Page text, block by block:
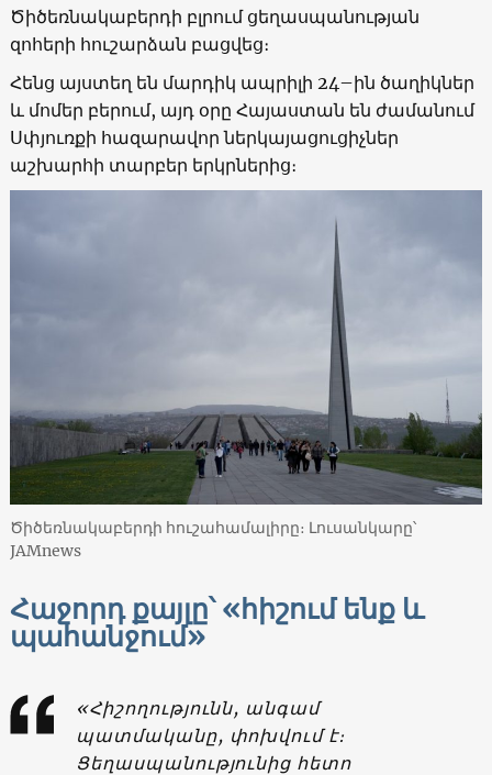
Ծիծեռնակաբերդի բլրում ցեղասպանության
զոհերի հուշարձան բացվեց։
Հենց այստեղ են մարդիկ ապրիլի 24–ին ծաղիկներ
և մոմեր բերում, այդ օրը Հայաստան են ժամանում
Սփյուռքի հազարավոր ներկայացուցիչներ
աշխարհի տարբեր երկրներից։
Ծիծեռնակաբերդի հուշահամալիրը։ Լուսանկարը՝
JAMnews
Հաջորդ քայլը՝ «հիշում ենք և
պահանջում»
«Հիշողությունն, անգամ
պատմականը, փոխվում է։
Ցեղասպանությունից հետո